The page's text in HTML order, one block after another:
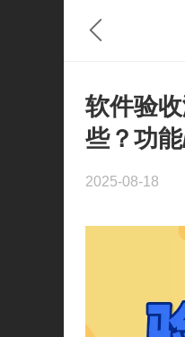
软件验
些？功
2025-08-18